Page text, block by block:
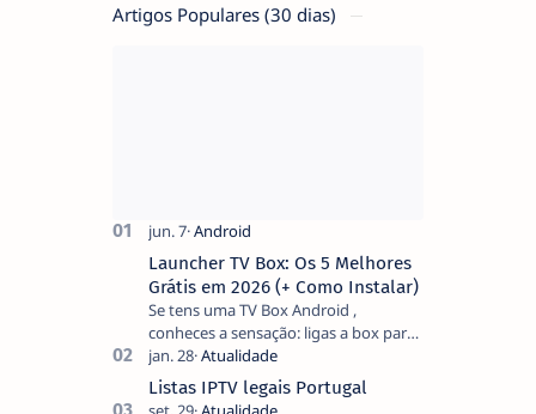
Artigos Populares (30 dias)
Launcher TV Box: Os 5 Melhores
Grátis em 2026 (+ Como Instalar)
Se tens uma TV Box Android ,
conheces a sensação: ligas a box para
ver um filme e o ecrã inicial está
coberto de sugestões que não
pediste, ban…
Listas IPTV legais Portugal